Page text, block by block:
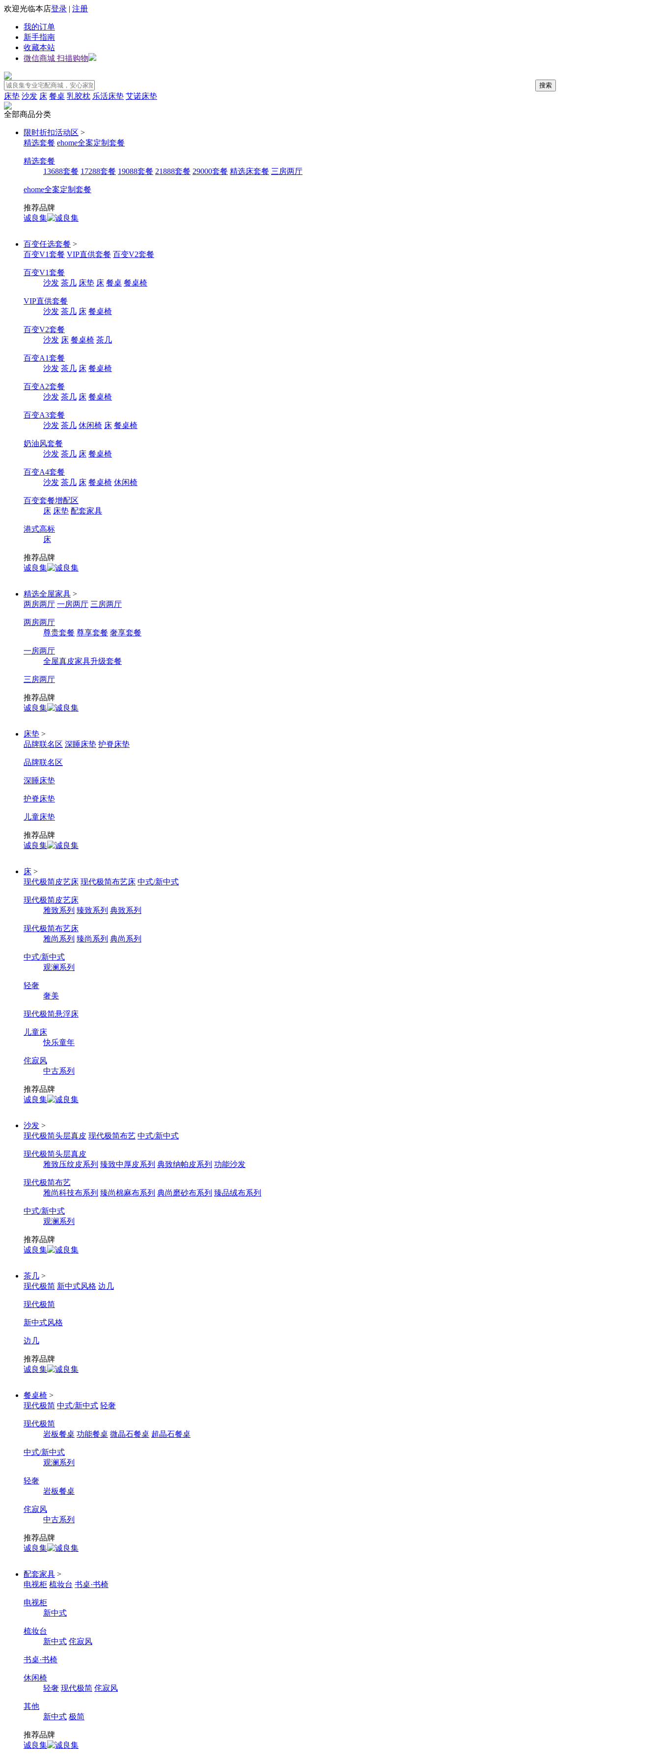
欢迎光临本店登录 | 注册
我的订单
新手指南
收藏本站
微信商城 扫描购物
床垫 沙发 床 餐桌 乳胶枕 乐活床垫 艾诺床垫
全部商品分类
限时折扣活动区 >
精选套餐 ehome全案定制套餐
精选套餐
13688套餐 17288套餐 19088套餐 21888套餐 29000套餐 精选床套餐 三房两厅
ehome全案定制套餐
推荐品牌
诚良集
百变任选套餐 >
百变V1套餐 VIP直供套餐 百变V2套餐
百变V1套餐
沙发 茶几 床垫 床 餐桌 餐桌椅
VIP直供套餐
沙发 茶几 床 餐桌椅
百变V2套餐
沙发 床 餐桌椅 茶几
百变A1套餐
沙发 茶几 床 餐桌椅
百变A2套餐
沙发 茶几 床 餐桌椅
百变A3套餐
沙发 茶几 休闲椅 床 餐桌椅
奶油风套餐
沙发 茶几 床 餐桌椅
百变A4套餐
沙发 茶几 床 餐桌椅 休闲椅
百变套餐增配区
床 床垫 配套家具
港式高标
床
推荐品牌
诚良集
精选全屋家具 >
两房两厅 一房两厅 三房两厅
两房两厅
尊贵套餐 尊享套餐 奢享套餐
一房两厅
全屋真皮家具升级套餐
三房两厅
推荐品牌
诚良集
床垫 >
品牌联名区 深睡床垫 护脊床垫
品牌联名区
深睡床垫
护脊床垫
儿童床垫
推荐品牌
诚良集
床 >
现代极简皮艺床 现代极简布艺床 中式/新中式
现代极简皮艺床
雅致系列 臻致系列 典致系列
现代极简布艺床
雅尚系列 臻尚系列 典尚系列
中式/新中式
观澜系列
轻奢
奢美
现代极简悬浮床
儿童床
快乐童年
侘寂风
中古系列
推荐品牌
诚良集
沙发 >
现代极简头层真皮 现代极简布艺 中式/新中式
现代极简头层真皮
雅致压纹皮系列 臻致中厚皮系列 典致纳帕皮系列 功能沙发
现代极简布艺
雅尚科技布系列 臻尚棉麻布系列 典尚磨砂布系列 臻品绒布系列
中式/新中式
观澜系列
推荐品牌
诚良集
茶几 >
现代极简 新中式风格 边几
现代极简
新中式风格
边几
推荐品牌
诚良集
餐桌椅 >
现代极简 中式/新中式 轻奢
现代极简
岩板餐桌 功能餐桌 微晶石餐桌 超晶石餐桌
中式/新中式
观澜系列
轻奢
岩板餐桌
侘寂风
中古系列
推荐品牌
诚良集
配套家具 >
电视柜 梳妆台 书桌·书椅
电视柜
新中式
梳妆台
新中式 侘寂风
书桌·书椅
休闲椅
轻奢 现代极简 侘寂风
其他
新中式 极简
推荐品牌
诚良集